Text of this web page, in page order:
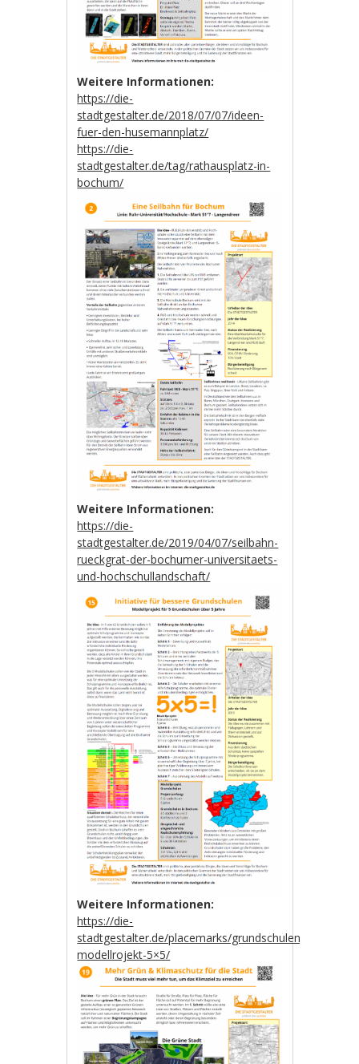
Weitere Informationen:
https://die-
stadtgestalter.de/2018/07/07/ideen-
fuer-den-husemannplatz/
https://die-
stadtgestalter.de/tag/rathausplatz-in-
bochum/
Weitere Informationen:
https://die-
stadtgestalter.de/2019/04/07/seilbahn-
rueckgrat-der-bochumer-universitaets-
und-hochschullandschaft/
Weitere Informationen:
https://die-
stadtgestalter.de/placemarks/grundschulen-
modellrojekt-5×5/